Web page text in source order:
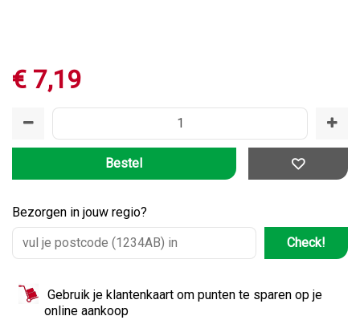
€ 7,19
Bezorgen in jouw regio?
Check!
Gebruik je klantenkaart om punten te sparen op je
online aankoop